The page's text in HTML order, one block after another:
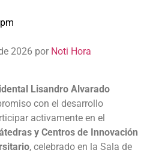
2026 por Noti Hora
Lisandro Alvarado
con el desarrollo
activamente en el
y Centros de Innovación
, celebrado en la Sala de